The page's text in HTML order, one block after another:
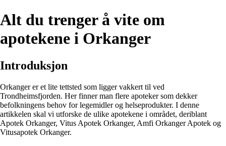
Alt du trenger å vite om
apotekene i Orkanger
Introduksjon
Orkanger er et lite tettsted som ligger vakkert til ved
Trondheimsfjorden. Her finner man flere apoteker som dekker
befolkningens behov for legemidler og helseprodukter. I denne
artikkelen skal vi utforske de ulike apotekene i området, deriblant
Apotek Orkanger, Vitus Apotek Orkanger, Amfi Orkanger Apotek og
Vitusapotek Orkanger.